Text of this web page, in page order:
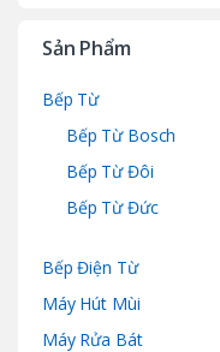
Sản Phẩm
Bếp Từ
Bếp Từ Bosch
Bếp Từ Đôi
Bếp Từ Đức
Bếp Điện Từ
Máy Hút Mùi
Máy Rửa Bát